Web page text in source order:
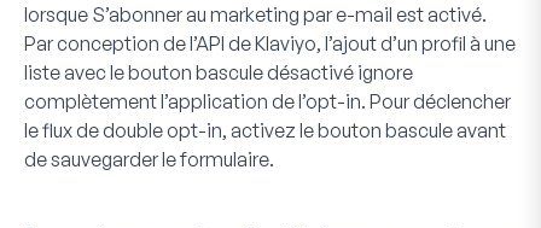
lorsque S’abonner au marketing par e-mail est activé.
Par conception de l’API de Klaviyo, l’ajout d’un profil à une
liste avec le bouton bascule désactivé ignore
complètement l’application de l’opt-in. Pour déclencher
le flux de double opt-in, activez le bouton bascule avant
de sauvegarder le formulaire.